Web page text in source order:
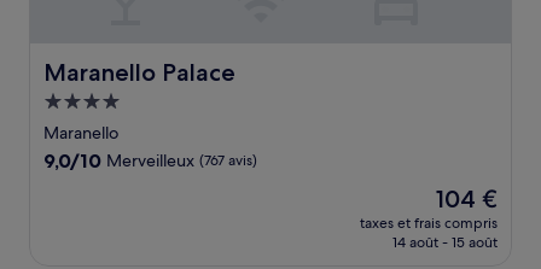
Maranello Palace
Maranello Palace
Hébergement
4.0 étoiles
Maranello
9.0
9,0/10 Merveilleux (767 avis)
Le
nouveau
prix
104 €
taxes et frais compris
14 août - 15 août